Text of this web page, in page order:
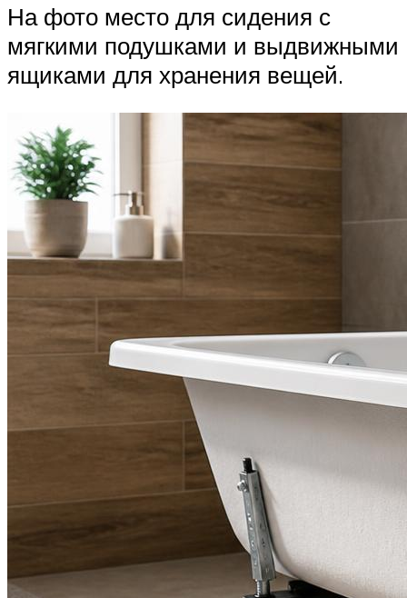
На фото место для сидения с
мягкими подушками и выдвижными
ящиками для хранения вещей.